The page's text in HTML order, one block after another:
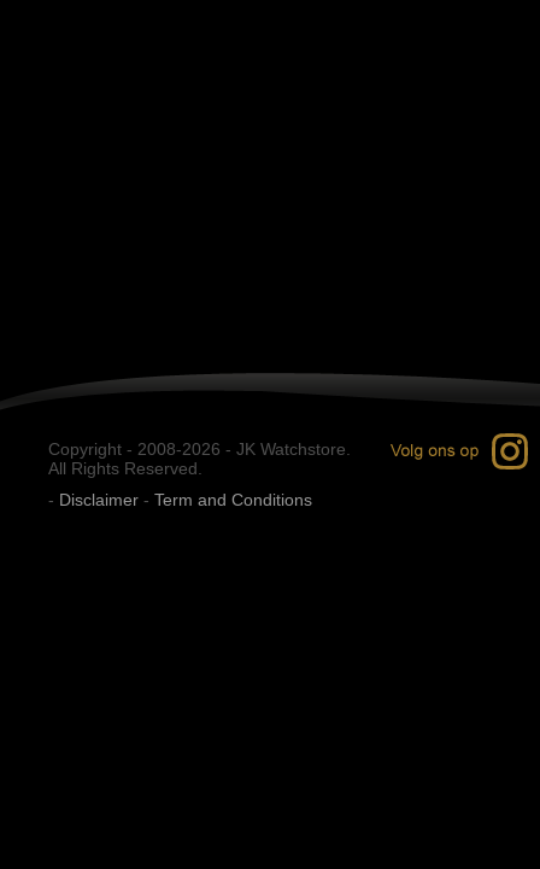
Copyright - 2008-2026 - JK Watchstore.
All Rights Reserved.
- Disclaimer - Term and Conditions